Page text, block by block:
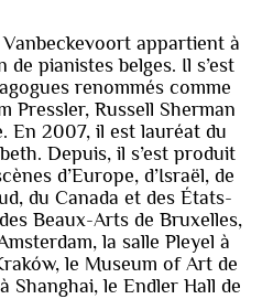
appartient à
pianistes belges. Il s’est
renommés comme
Pressler, Russell Sherman
En 2007, il est lauréat du
Depuis, il s’est produit
d’Europe, d’Israël, de
du Canada et des États-
Beaux-Arts de Bruxelles,
la salle Pleyel à
le Museum of Art de
Shanghai, le Endler Hall de